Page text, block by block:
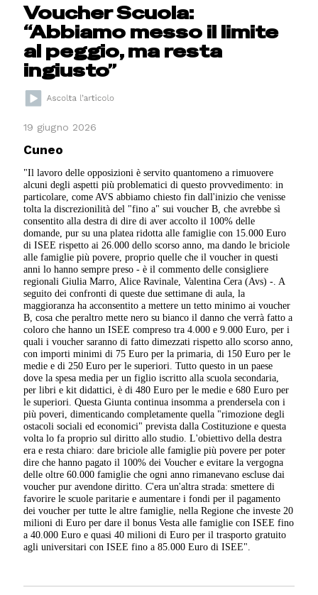
Voucher Scuola:
“Abbiamo messo il limite
al peggio, ma resta
ingiusto”
19 giugno 2026
Cuneo
"Il lavoro delle opposizioni è servito quantomeno a rimuovere
alcuni degli aspetti più problematici di questo provvedimento: in
particolare, come AVS abbiamo chiesto fin dall'inizio che venisse
tolta la discrezionilità del "fino a" sui voucher B, che avrebbe sì
consentito alla destra di dire di aver accolto il 100% delle
domande, pur su una platea ridotta alle famiglie con 15.000 Euro
di ISEE rispetto ai 26.000 dello scorso anno, ma dando le briciole
alle famiglie più povere, proprio quelle che il voucher in questi
anni lo hanno sempre preso - è il commento delle consigliere
regionali Giulia Marro, Alice Ravinale, Valentina Cera (Avs) -. A
seguito dei confronti di queste due settimane di aula, la
maggioranza ha acconsentito a mettere un tetto minimo ai voucher
B, cosa che peraltro mette nero su bianco il danno che verrà fatto a
coloro che hanno un ISEE compreso tra 4.000 e 9.000 Euro, per i
quali i voucher saranno di fatto dimezzati rispetto allo scorso anno,
con importi minimi di 75 Euro per la primaria, di 150 Euro per le
medie e di 250 Euro per le superiori. Tutto questo in un paese
dove la spesa media per un figlio iscritto alla scuola secondaria,
per libri e kit didattici, è di 480 Euro per le medie e 680 Euro per
le superiori. Questa Giunta continua insomma a prendersela con i
più poveri, dimenticando completamente quella "rimozione degli
ostacoli sociali ed economici" prevista dalla Costituzione e questa
volta lo fa proprio sul diritto allo studio. L'obiettivo della destra
era e resta chiaro: dare briciole alle famiglie più povere per poter
dire che hanno pagato il 100% dei Voucher e evitare la vergogna
delle oltre 60.000 famiglie che ogni anno rimanevano escluse dai
voucher pur avendone diritto. C'era un'altra strada: smettere di
favorire le scuole paritarie e aumentare i fondi per il pagamento
dei voucher per tutte le altre famiglie, nella Regione che investe 20
milioni di Euro per dare il bonus Vesta alle famiglie con ISEE fino
a 40.000 Euro e quasi 40 milioni di Euro per il trasporto gratuito
agli universitari con ISEE fino a 85.000 Euro di ISEE".